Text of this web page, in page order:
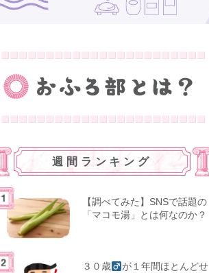
週間ランキング
【調べてみた】SNSで話題の
「マコモ湯」とは何なのか？
３０歳
が１年間ほとんどせ